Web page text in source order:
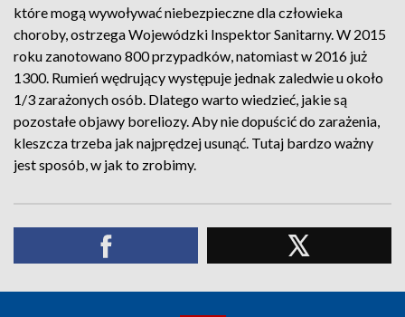
które mogą wywoływać niebezpieczne dla człowieka
choroby, ostrzega Wojewódzki Inspektor Sanitarny. W 2015
roku zanotowano 800 przypadków, natomiast w 2016 już
1300. Rumień wędrujący występuje jednak zaledwie u około
1/3 zarażonych osób. Dlatego warto wiedzieć, jakie są
pozostałe objawy boreliozy. Aby nie dopuścić do zarażenia,
kleszcza trzeba jak najprędzej usunąć. Tutaj bardzo ważny
jest sposób, w jak to zrobimy.